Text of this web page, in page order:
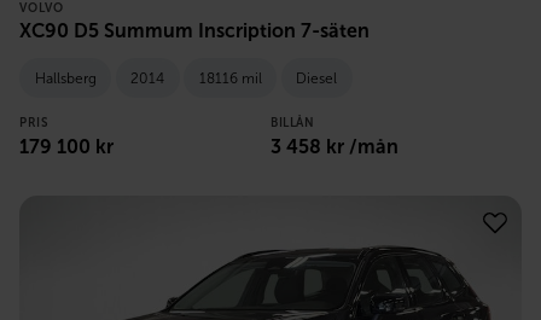
VOLVO
XC90 D5 Summum Inscription 7-säten
Hallsberg 2014 18116 mil Diesel
PRIS
179 100 kr
BILLÅN
3 458 kr /mån